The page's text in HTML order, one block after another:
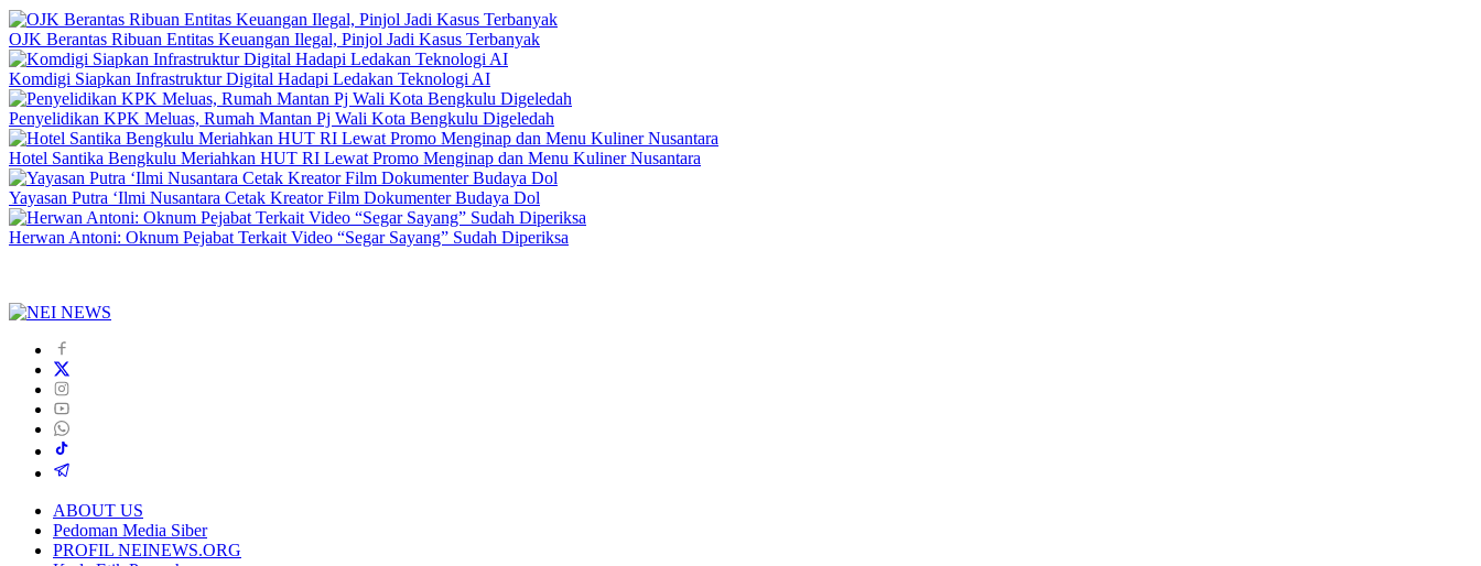
OJK Berantas Ribuan Entitas Keuangan Ilegal, Pinjol Jadi Kasus Terbanyak
Komdigi Siapkan Infrastruktur Digital Hadapi Ledakan Teknologi AI
Penyelidikan KPK Meluas, Rumah Mantan Pj Wali Kota Bengkulu Digeledah
Hotel Santika Bengkulu Meriahkan HUT RI Lewat Promo Menginap dan Menu Kuliner Nusantara
Yayasan Putra ‘Ilmi Nusantara Cetak Kreator Film Dokumenter Budaya Dol
Herwan Antoni: Oknum Pejabat Terkait Video “Segar Sayang” Sudah Diperiksa
ABOUT US
Pedoman Media Siber
PROFIL NEINEWS.ORG